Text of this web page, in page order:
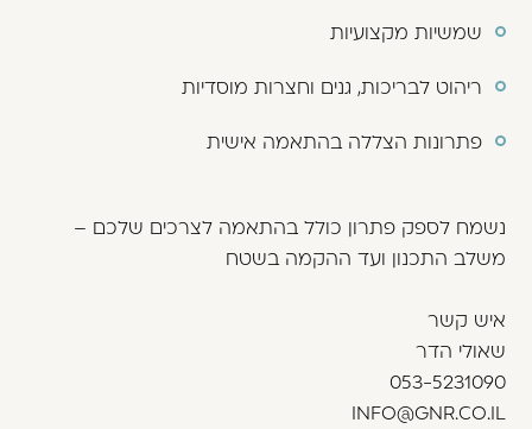
שמשיות מקצועיות
ריהוט לבריכות, גנים וחצרות מוסדיות
פתרונות הצללה בהתאמה אישית
נשמח לספק פתרון כולל בהתאמה לצרכים שלכם –
משלב התכנון ועד ההקמה בשטח
איש קשר
שאולי הדר
053-5231090
INFO@GNR.CO.IL